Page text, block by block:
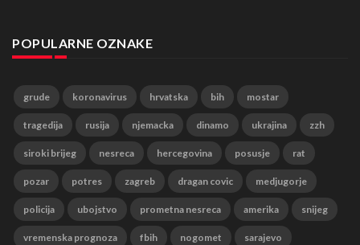
POPULARNE OZNAKE
grude koronavirus hrvatska bih mostar
tragedija rusija njemacka dinamo ukrajina zzh
siroki brijeg nesreca hercegovina posusje rat
pozar potres zagreb dragan covic medjugorje
policija ubojstvo prometna nesreca amerika snijeg
vremenska prognoza fbih nogomet sarajevo